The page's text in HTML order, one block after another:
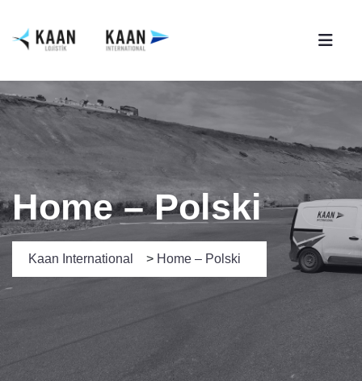
Home – Polski
Kaan International > Home – Polski